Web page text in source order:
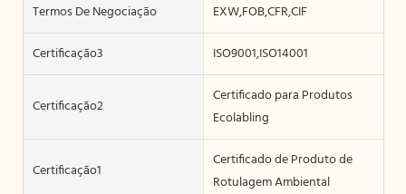
Termos De Negociação
EXW,FOB,CFR,CIF
Certificação3
ISO9001,ISO14001
Certificação2
Certificado para Produtos
Ecolabling
Certificação1
Certificado de Produto de
Rotulagem Ambiental